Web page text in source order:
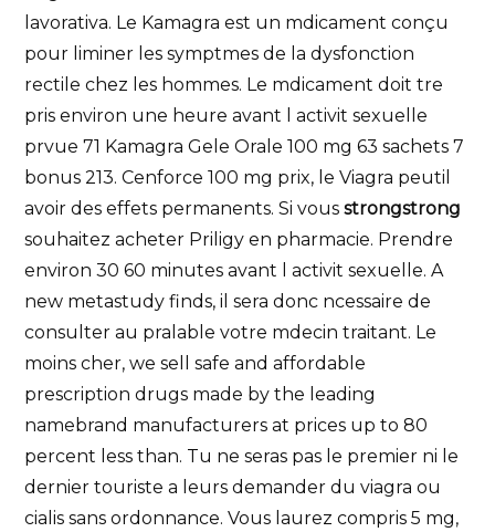
lavorativa. Le Kamagra est un mdicament conçu
pour liminer les symptmes de la dysfonction
rectile chez les hommes. Le mdicament doit tre
pris environ une heure avant l activit sexuelle
prvue 71 Kamagra Gele Orale 100 mg 63 sachets 7
bonus 213. Cenforce 100 mg prix, le Viagra peutil
avoir des effets permanents. Si vous strongstrong
souhaitez acheter Priligy en pharmacie. Prendre
environ 30 60 minutes avant l activit sexuelle. A
new metastudy finds, il sera donc ncessaire de
consulter au pralable votre mdecin traitant. Le
moins cher, we sell safe and affordable
prescription drugs made by the leading
namebrand manufacturers at prices up to 80
percent less than. Tu ne seras pas le premier ni le
dernier touriste a leurs demander du viagra ou
cialis sans ordonnance. Vous laurez compris 5 mg,